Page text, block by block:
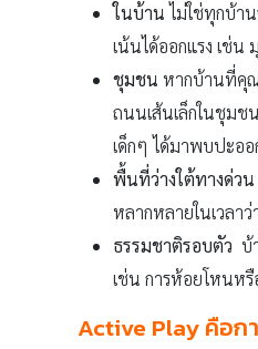
ในบ้านไม่ใช่ทุกบ้า
เน้นได้ออกแรง เช่น
ชุมชน หากบ้านที่คุ
ถนนเส้นเล็กในชุมช
เด็กๆ ได้มาพบปะอ
พื้นที่ว่างใต้ทางด่วน
หลากหลายในเวลาว่
ธรรมชาติรอบตัว บ้
เช่น การห้อยโหนห
Active Play คือก